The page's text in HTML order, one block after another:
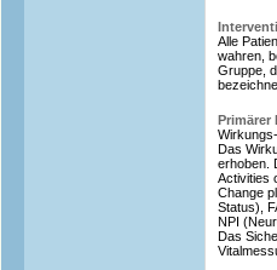
Alle
wahren,
Gruppe,
Primärer
Das
erhoben.
Activities
Change
Status),
NPI
Das